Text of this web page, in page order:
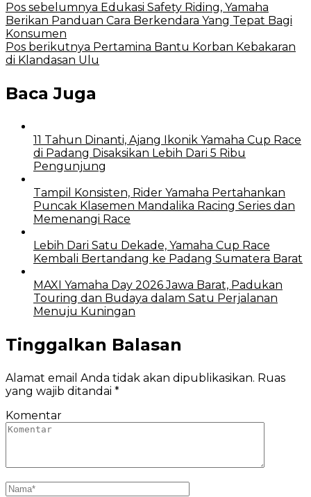
Pos sebelumnya Edukasi Safety Riding, Yamaha
Berikan Panduan Cara Berkendara Yang Tepat Bagi
Konsumen
Pos berikutnya Pertamina Bantu Korban Kebakaran
di Klandasan Ulu
Baca Juga
11 Tahun Dinanti, Ajang Ikonik Yamaha Cup Race
di Padang Disaksikan Lebih Dari 5 Ribu
Pengunjung
Tampil Konsisten, Rider Yamaha Pertahankan
Puncak Klasemen Mandalika Racing Series dan
Memenangi Race
Lebih Dari Satu Dekade, Yamaha Cup Race
Kembali Bertandang ke Padang Sumatera Barat
MAXI Yamaha Day 2026 Jawa Barat, Padukan
Touring dan Budaya dalam Satu Perjalanan
Menuju Kuningan
Tinggalkan Balasan
Alamat email Anda tidak akan dipublikasikan. Ruas
yang wajib ditandai *
Komentar